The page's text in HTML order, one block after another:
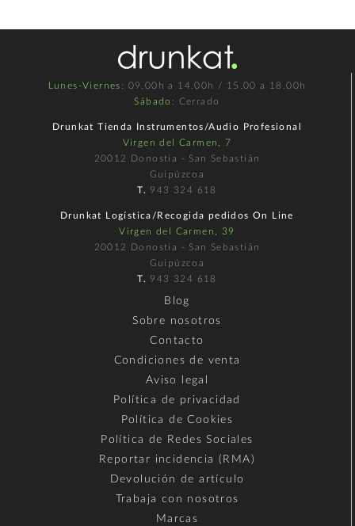
Lunes-Viernes : 09.00h a 14.00h / 15.00 a 18.00h
Sábado : Cerrado
Drunkat Tienda Instrumentos/Audio Profesional
Virgen del Carmen, 7
20012 Donostia - San Sebastián
Guipúzcoa
T. 943 324 618
Drunkat Logística/Recogida pedidos On Line
Virgen del Carmen, 39
20012 Donostia - San Sebastián
Guipúzcoa
T. 943 324 618
Blog
Sobre nosotros
Contacto
Condiciones de venta
Aviso legal
Política de privacidad
Política de Cookies
Política de Redes Sociales
Reportar incidencia (RMA)
Devolución de artículo
Trabaja con nosotros
Marcas